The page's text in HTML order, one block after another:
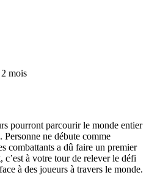
mois
pourront parcourir le monde entier
ne débute comme
combattants a dû faire un premier
c’est à votre tour de relever le défi
à des joueurs à travers le monde.